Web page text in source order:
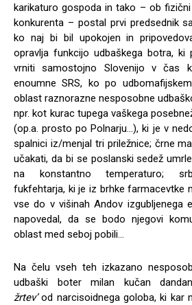
karikaturo gospoda in tako – ob
konkurenta – postal prvi predsednik
ko naj bi bil upokojen in
opravlja funkcijo udbaškega botra, ki
vrniti samostojno Slovenijo v čas
enoumne SRS, ko po
oblast raznorazne nesposobne
npr. kot kurac tupega vaškega
(op.a. prosto po Polnarju…), ki je v
spalnici iz/menjal tri priležnice; črne
učakati, da bi se poslanski sedež
na konstantno temperaturo;
fukfehtarja, ki je iz brhke farmacevtke
vse do v višinah Andov izgubljenega
napovedal, da se bodo njegovi
oblast med seboj pobili…
Na čelu vseh teh izkazano
udbaški boter milan kučan
žrtev’od narcisoidnega goloba, ki kar